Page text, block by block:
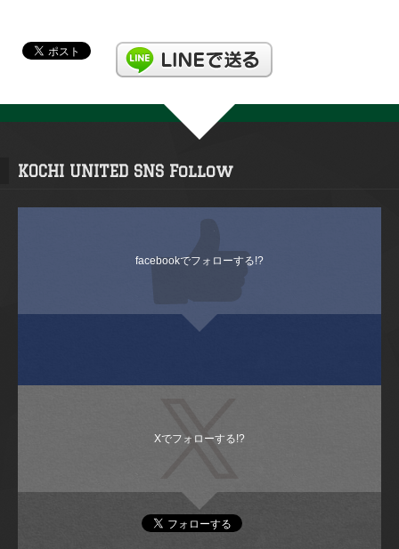
KOCHI UNITED SNS Follow
facebookでフォローする!?
Xでフォローする!?